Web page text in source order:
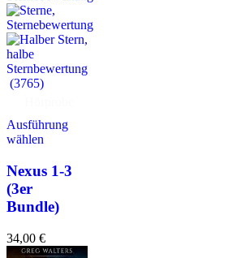
(3765)
Ausführung
wählen
Nexus 1-3
(3er
Bundle)
34,00 €